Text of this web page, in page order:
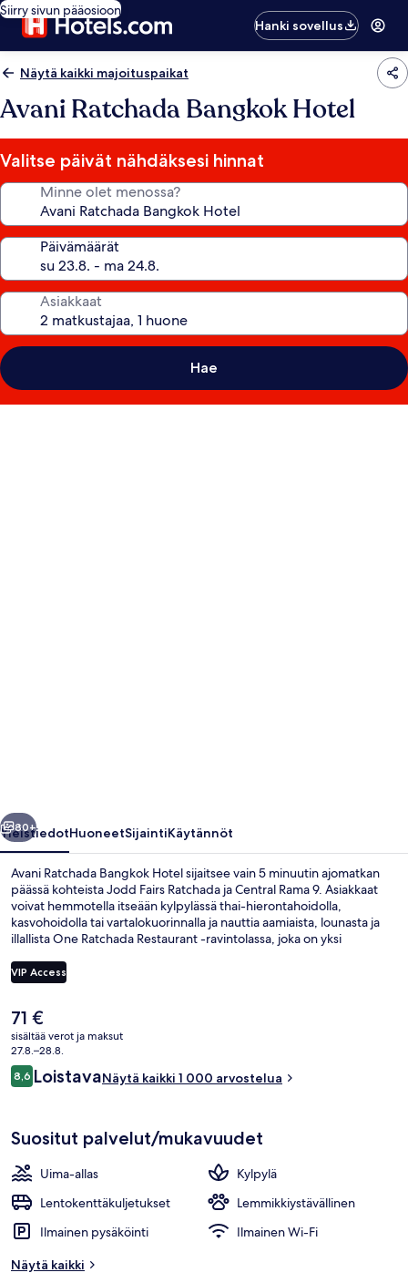
Siirry sivun pääosioon
Hanki sovellus
Näytä kaikki majoituspaikat
Avani Ratchada Bangkok Hotel
Valitse päivät nähdäksesi hinnat
Minne olet menossa?
Päivämäärät
Asiakkaat
Hae
Seuraava
80+
YleistiedotHuoneetSijaintiKäytännöt
Avani Ratchada Bangkok Hotel sijaitsee vain 5 minuutin ajomatkan
päässä kohteista Jodd Fairs Ratchada ja Central Rama 9. Asiakkaat
voivat hemmotella itseään kylpylässä thai-hierontahoidolla,
kasvohoidolla tai vartalokuorinnalla ja nauttia aamiaista, lounasta ja
illallista One Ratchada Restaurant -ravintolassa, joka on yksi
kansainvälinen keittiö. Muihin tämän luksusluokan hotellin
palveluihin kuuluu ulkouima-allas, allasbaari ja kuntokeskus. Avulias
matkailijat arvostavat. Julkisen liikenteen yhteydet sijaitsevat vain
lyhyen kävelymatkan päässä: Phra Ram 9:n metroasema sijaitsee 5
minuutin ja Makkasanin metroasema 15 minuutin kävelymatkan
päässä.
VIP Access
Nykyinen
hinta
on
71 €
71 €
sisältää verot ja maksut
27.8.–28.8.
Arvostelut
8,68,6 kautta 10.
LoistavaNäytä kaikki 1 000 arvostelua
Suositut palvelut/mukavuudet
Uima-allas
Kylpylä
Lentokenttäkuljetukset
Lemmikkiystävällinen
Ilmainen pysäköinti
Ilmainen Wi-Fi
Näytä kaikki